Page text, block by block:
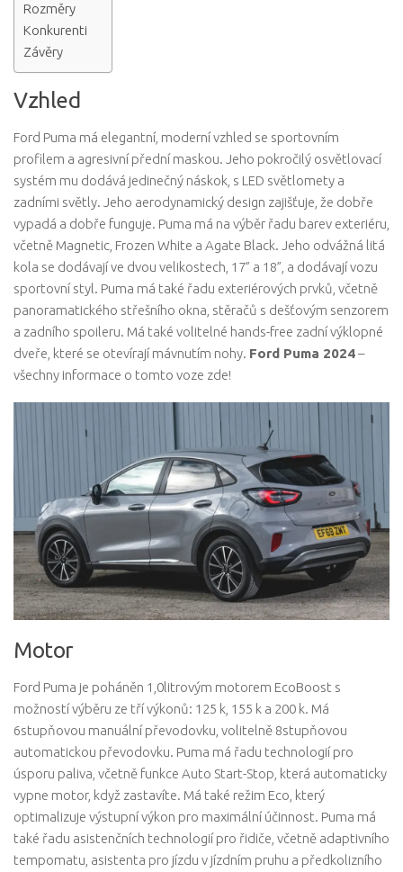
Rozměry
Konkurenti
Závěry
Vzhled
Ford Puma má elegantní, moderní vzhled se sportovním
profilem a agresivní přední maskou. Jeho pokročilý osvětlovací
systém mu dodává jedinečný náskok, s LED světlomety a
zadními světly. Jeho aerodynamický design zajišťuje, že dobře
vypadá a dobře funguje. Puma má na výběr řadu barev exteriéru,
včetně Magnetic, Frozen White a Agate Black. Jeho odvážná litá
kola se dodávají ve dvou velikostech, 17” a 18”, a dodávají vozu
sportovní styl. Puma má také řadu exteriérových prvků, včetně
panoramatického střešního okna, stěračů s dešťovým senzorem
a zadního spoileru. Má také volitelné hands-free zadní výklopné
dveře, které se otevírají mávnutím nohy. Ford Puma 2024–
všechny informace o tomto voze zde!
Motor
Ford Puma je poháněn 1,0litrovým motorem EcoBoost s
možností výběru ze tří výkonů: 125 k, 155 k a 200 k. Má
6stupňovou manuální převodovku, volitelně 8stupňovou
automatickou převodovku. Puma má řadu technologií pro
úsporu paliva, včetně funkce Auto Start-Stop, která automaticky
vypne motor, když zastavíte. Má také režim Eco, který
optimalizuje výstupní výkon pro maximální účinnost. Puma má
také řadu asistenčních technologií pro řidiče, včetně adaptivního
tempomatu, asistenta pro jízdu v jízdním pruhu a předkolizního